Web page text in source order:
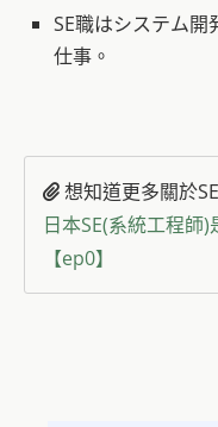
SE職はシステム
仕事。
想知道更多關於
日本SE(系統工程師
【ep0】